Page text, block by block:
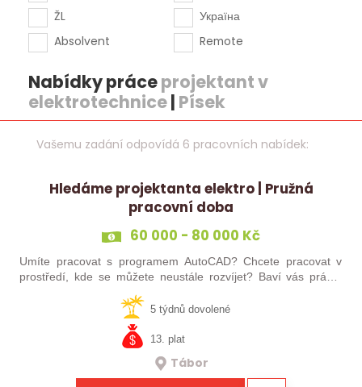
ŽL
Absolvent
Україна
Remote
Nabídky práceprojektant v
elektrotechnice| Písek
Vašemu zadání odpovídá 6 pracovních nabídek:
Hledáme projektanta elektro | Pružná
pracovní doba
60 000 - 80 000 Kč
Umíte pracovat s programem AutoCAD? Chcete pracovat v
prostředí, kde se můžete neustále rozvíjet? Baví vás práce,
kde máte své místo a klid? Pokud jste třikrát odpověděl/a ano,
čtěte dál! Hledáme…
5 týdnů dovolené
13. plat
Tábor